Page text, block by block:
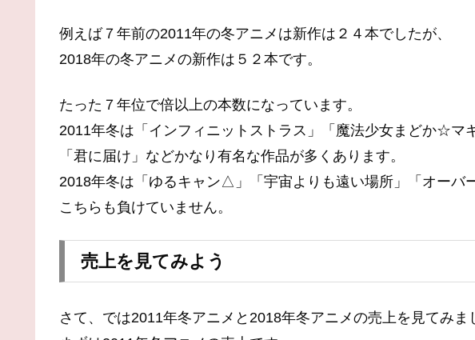
例えば７年前の2011年の冬アニメは新作は２４本でしたが、
2018年の冬アニメの新作は５２本です。
たった７年位で倍以上の本数になっています。
2011年冬は「インフィニットストラス」「魔法少女まどか☆マ
「君に届け」などかなり有名な作品が多くあります。
2018年冬は「ゆるキャン△」「宇宙よりも遠い場所」「オーバ
こちらも負けていません。
売上を見てみよう
さて、では2011年冬アニメと2018年冬アニメの売上を見てみま